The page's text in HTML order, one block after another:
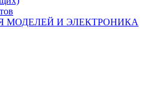
МОДЕЛЕЙ И ЭЛЕКТРОНИКА